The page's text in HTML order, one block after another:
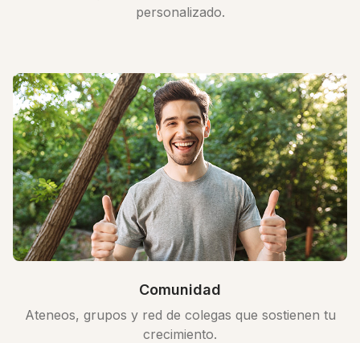
personalizado.
Comunidad
Ateneos, grupos y red de colegas que sostienen tu
crecimiento.